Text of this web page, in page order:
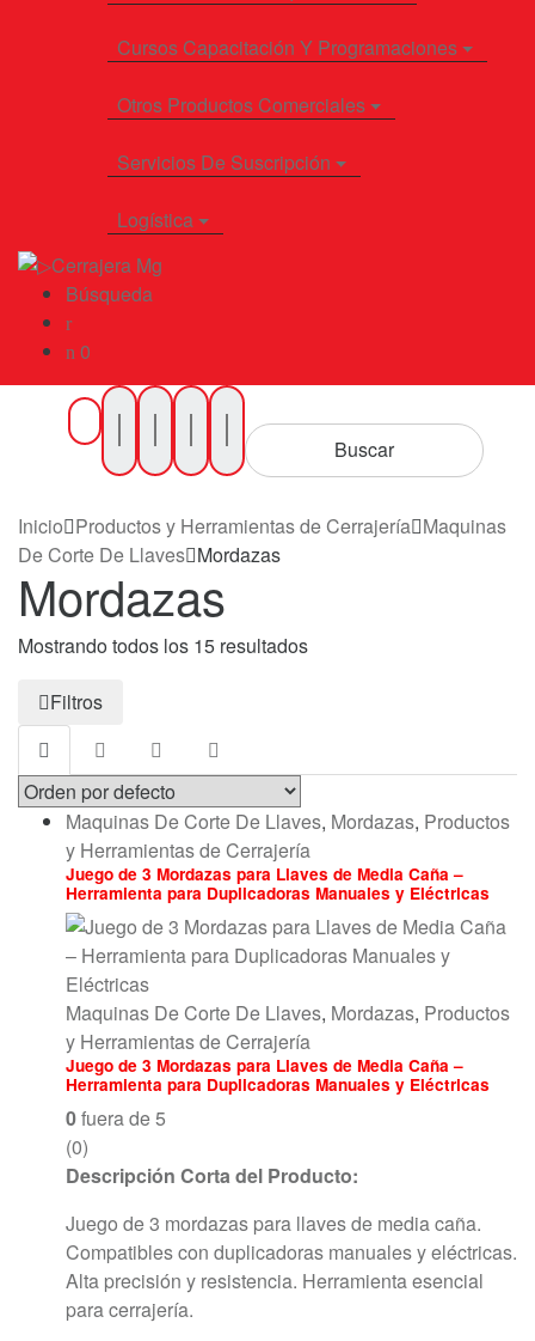
Cursos Capacitación Y Programaciones
Otros Productos Comerciales
Servicios De Suscripción
Logística
Búsqueda
0
Buscar
por
Productos
Buscar
Inicio Productos y Herramientas de Cerrajería Maquinas
De Corte De Llaves Mordazas
Mordazas
Mostrando todos los 15 resultados
Filtros
Maquinas De Corte De Llaves, Mordazas, Productos
y Herramientas de Cerrajería
Juego de 3 Mordazas para Llaves de Media Caña –
Herramienta para Duplicadoras Manuales y Eléctricas
Maquinas De Corte De Llaves, Mordazas, Productos
y Herramientas de Cerrajería
Juego de 3 Mordazas para Llaves de Media Caña –
Herramienta para Duplicadoras Manuales y Eléctricas
0fuera de 5
(0)
Descripción Corta del Producto:
Juego de 3 mordazas para llaves de media caña.
Compatibles con duplicadoras manuales y eléctricas.
Alta precisión y resistencia. Herramienta esencial
para cerrajería.